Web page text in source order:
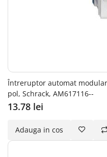
Întreruptor automat modular
pol, Schrack, AM617116--
13.78 lei
Adauga in cos